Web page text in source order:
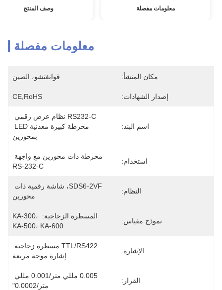
معلومات مفصلة وصف المنتج
معلومات مفصلة
مكان المنشأ: قوانغتشو، الصين
إصدار الشهادات: CE,RoHS
اسم البند:
بمحورين
استخدام:
RS-232-C
النظام:
محورين
نموذج مقياس:
المسطرة الزجاجية: KA-300،
KA-500، KA-600
الإشارة:
إشارة موجة مربعة
القرار:
متر/0.0002"